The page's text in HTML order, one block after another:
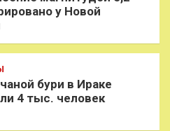
у Новой
бури в Ираке
4 тыс. человек